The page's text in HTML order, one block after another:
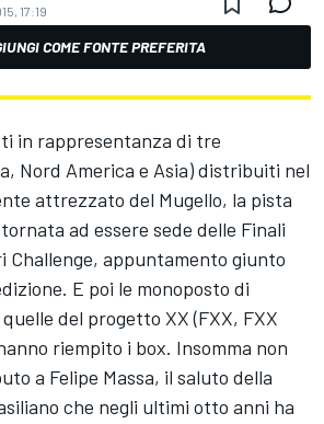
17:19
COME FONTE PREFERITA
in rappresentanza di tre
Nord America e Asia) distribuiti nel
attrezzato del Mugello, la pista
ad essere sede delle Finali
Challenge, appuntamento giunto
E poi le monoposto di
del progetto XX (FXX, FXX
riempito i box. Insomma non
a Felipe Massa, il saluto della
che negli ultimi otto anni ha